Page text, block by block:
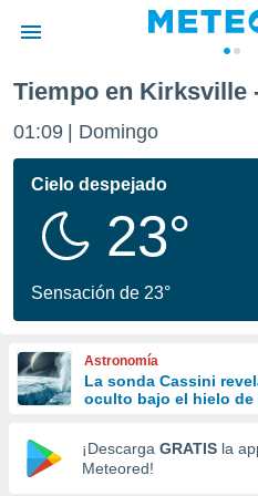
de
ha
calidad.
a este
las
y
forma
digital
basada
Tiempo en Kirksville
01:09 Domingo
Cielo despejado
23°
Sensación de 23°
Astronomía
La sonda Cassini
oculto bajo el hielo de
¡Descarga GRATIS la
Meteored!